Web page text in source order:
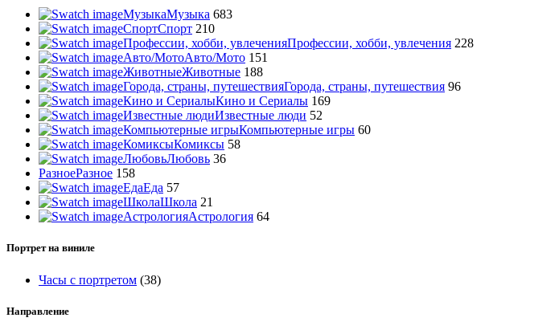
МузыкаМузыка 683
СпортСпорт 210
Профессии, хобби, увлеченияПрофессии, хобби, увлечения 228
Авто/МотоАвто/Мото 151
ЖивотныеЖивотные 188
Города, страны, путешествияГорода, страны, путешествия 96
Кино и СериалыКино и Сериалы 169
Известные людиИзвестные люди 52
Компьютерные игрыКомпьютерные игры 60
КомиксыКомиксы 58
ЛюбовьЛюбовь 36
РазноеРазное 158
ЕдаЕда 57
ШколаШкола 21
АстрологияАстрология 64
Портрет на виниле
Часы с портретом (38)
Направление